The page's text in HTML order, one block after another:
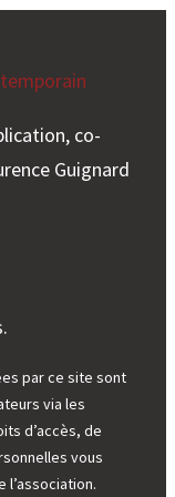
co-
Guignard
par ce site sont
via les
d’accès, de
vous
l’association.